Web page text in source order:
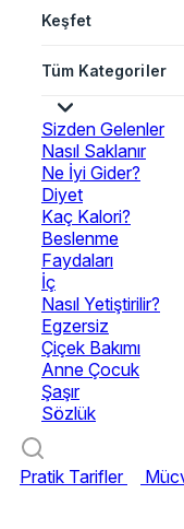
Keşfet
Tüm Kategoriler
Sizden Gelenler
Nasıl Saklanır
Ne İyi Gider?
Diyet
Kaç Kalori?
Beslenme
Faydaları
İç
Nasıl Yetiştirilir?
Egzersiz
Çiçek Bakımı
Anne Çocuk
Şaşır
Sözlük
Pratik Tarifler